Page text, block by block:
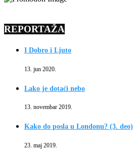
REPORTAŽA
I Dobro i Ljuto
13. jun 2020.
Lako je dotaći nebo
13. novembar 2019.
Kako do posla u Londonu? (3. deo)
23. maj 2019.